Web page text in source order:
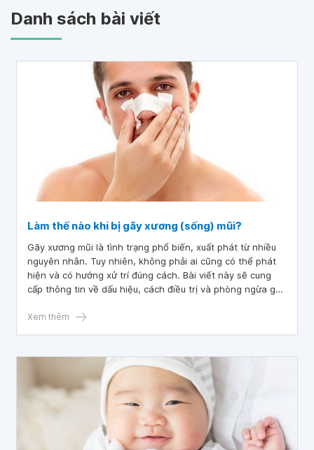
Danh sách bài viết
Làm thế nào khi bị gãy xương (sống) mũi?
Gãy xương mũi là tình trạng phổ biến, xuất phát từ nhiều
nguyên nhân. Tuy nhiên, không phải ai cũng có thể phát
hiện và có hướng xử trí đúng cách. Bài viết này sẽ cung
cấp thông tin về dấu hiệu, cách điều trị và phòng ngừa gãy
thân.
Xem thêm